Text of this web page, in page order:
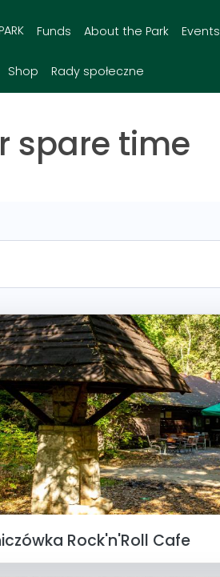
Funds About the Park Events
Shop Rady społeczne
spare time
Rock'n'Roll Cafe